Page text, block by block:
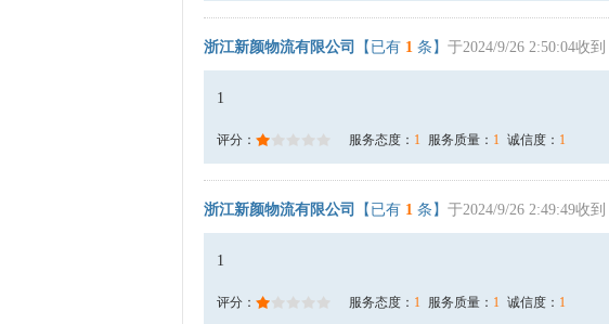
浙江新颜物流有限公司 【已有 1 条】 于2024/9/26 2:50:04收到
1
评分： 服务态度： 1 服务质量： 1 诚信度： 1
浙江新颜物流有限公司 【已有 1 条】 于2024/9/26 2:49:49收到
1
评分： 服务态度： 1 服务质量： 1 诚信度： 1